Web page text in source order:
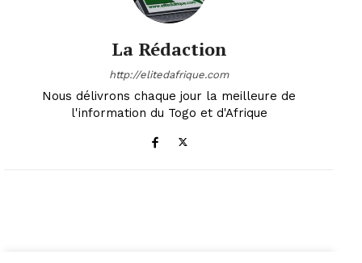
La Rédaction
http://elitedafrique.com
Nous délivrons chaque jour la meilleure de
l'information du Togo et d'Afrique